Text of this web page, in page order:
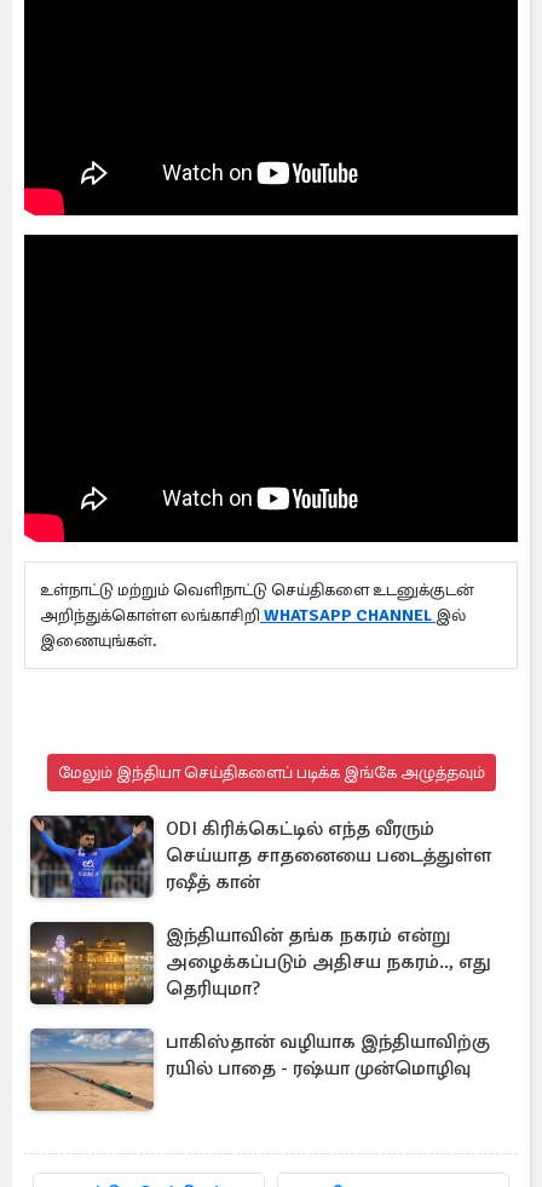
உள்நாட்டு மற்றும் வெளிநாட்டு செய்திகளை உடனுக்குடன்
அறிந்துக்கொள்ள லங்காசிறி WHATSAPP CHANNEL இல்
இணையுங்கள்.
மேலும் இந்தியா செய்திகளைப் படிக்க இங்கே அழுத்தவும்
ODI கிரிக்கெட்டில் எந்த வீரரும்
செய்யாத சாதனையை படைத்துள்ள
ரஷீத் கான்
இந்தியாவின் தங்க நகரம் என்று
அழைக்கப்படும் அதிசய நகரம்.., எது
தெரியுமா?
பாகிஸ்தான் வழியாக இந்தியாவிற்கு
ரயில் பாதை - ரஷ்யா முன்மொழிவு